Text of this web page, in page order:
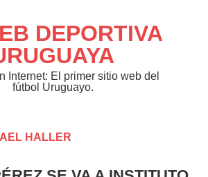
DEPORTIVA
Internet: El primer sitio web del
fútbol Uruguayo.
HALLER